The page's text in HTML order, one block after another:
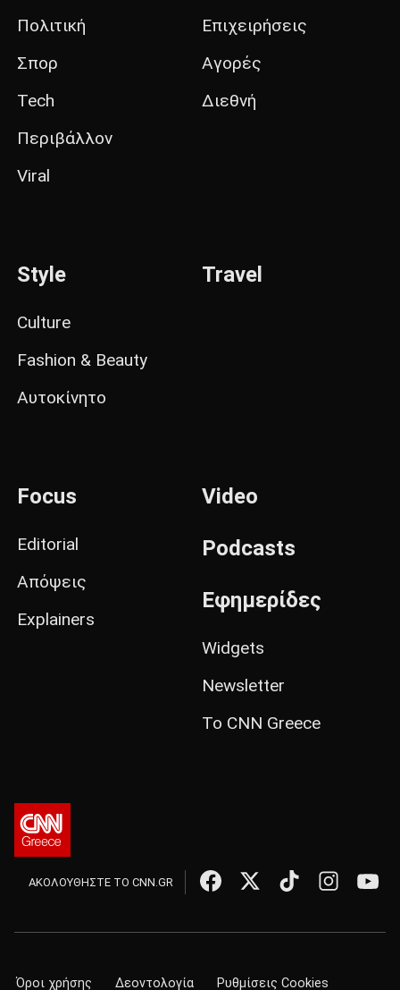
Πολιτική
Σπορ
Tech
Περιβάλλον
Viral
Επιχειρήσεις
Αγορές
Διεθνή
Style
Culture
Fashion & Beauty
Αυτοκίνητο
Travel
Focus
Editorial
Απόψεις
Explainers
Video
Podcasts
Εφημερίδες
Widgets
Newsletter
Το CNN Greece
ΑΚΟΛΟΥΘΗΣΤΕ ΤΟ CNN.GR
Όροι χρήσης Δεοντολογία Ρυθμίσεις Cookies